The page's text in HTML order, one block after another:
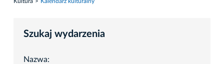
Szukaj wydarzenia
Nazwa: